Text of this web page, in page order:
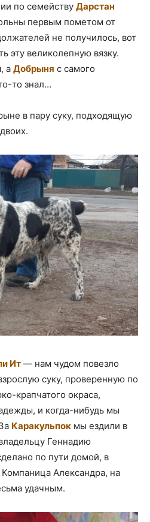
по семейству Дарстан
первым пометом от
не получилось, вот
эту великолепную вязку.
а Добрыня с самого
то знал…
в пару суку, подходящую
Ит — нам чудом повезло
суку, проверенную по
крапчатого окраса,
и когда-нибудь мы
Каракульпок мы ездили в
Геннадию
по пути домой, в
Компаница Александра, на
удачным.